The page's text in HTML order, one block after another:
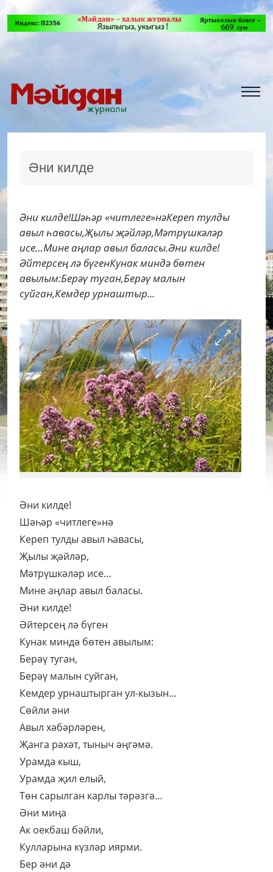
Әни килде
Әни килде!Шәһәр «читлеге»нәКереп тулды
авыл һавасы,Җылы җәйләр,Мәтрүшкәләр
исе…Мине аңлар авыл баласы.Әни килде!
Әйтерсең лә бүгенКунак миндә бөтен
авылым:Берәү туган,Берәү малын
суйган,Кемдер урнаштыр...
Әни килде!
Шәһәр «читлеге»нә
Кереп тулды авыл һавасы,
Җылы җәйләр,
Мәтрүшкәләр исе…
Мине аңлар авыл баласы.
Әни килде!
Әйтерсең лә бүген
Кунак миндә бөтен авылым:
Берәү туган,
Берәү малын суйган,
Кемдер урнаштырган ул-кызын…
Сөйли әни
Авыл хәбәрләрен,
Җанга рәхәт, тыныч әңгәмә.
Урамда кыш,
Урамда җил елый,
Төн сарылган карлы тәрәзгә…
Әни миңа
Ак оекбаш бәйли,
Кулларына күзләр иярми.
Бер әни дә